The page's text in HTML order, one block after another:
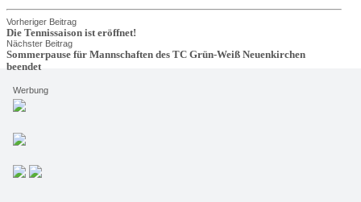
Vorheriger Beitrag
Die Tennissaison ist eröffnet!
Nächster Beitrag
Sommerpause für Mannschaften des TC Grün-Weiß Neuenkirchen
beendet
Werbung